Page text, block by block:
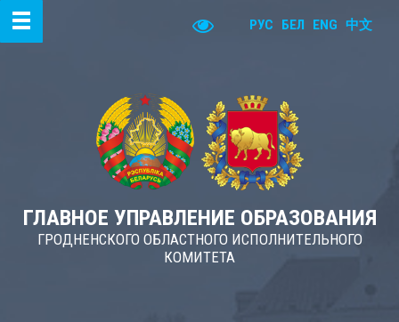
РУС БЕЛ ENG 中文
ГЛАВНОЕ УПРАВЛЕНИЕ ОБРАЗОВАНИЯ
ГРОДНЕНСКОГО ОБЛАСТНОГО ИСПОЛНИТЕЛЬНОГО
КОМИТЕТА